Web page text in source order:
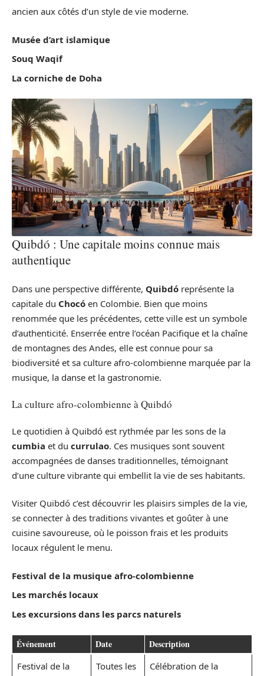
ancien aux côtés d’un style de vie moderne.
Musée d’art islamique
Souq Waqif
La corniche de Doha
Quibdó : Une capitale moins connue mais
authentique
Dans une perspective différente, Quibdó représente la
capitale du Chocó en Colombie. Bien que moins
renommée que les précédentes, cette ville est un symbole
d’authenticité. Enserrée entre l’océan Pacifique et la chaîne
de montagnes des Andes, elle est connue pour sa
biodiversité et sa culture afro-colombienne marquée par la
musique, la danse et la gastronomie.
La culture afro-colombienne à Quibdó
Le quotidien à Quibdó est rythmée par les sons de la
cumbia et du currulao. Ces musiques sont souvent
accompagnées de danses traditionnelles, témoignant
d’une culture vibrante qui embellit la vie de ses habitants.
Visiter Quibdó c’est découvrir les plaisirs simples de la vie,
se connecter à des traditions vivantes et goûter à une
cuisine savoureuse, où le poisson frais et les produits
locaux régulent le menu.
Festival de la musique afro-colombienne
Les marchés locaux
Les excursions dans les parcs naturels
Événement Date Description
Festival de la
Toutes les
Célébration de la